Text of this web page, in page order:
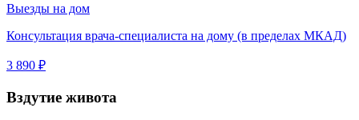
Выезды на дом
Консультация врача-специалиста на дому (в пределах МКАД)
3 890 ₽
Вздутие живота